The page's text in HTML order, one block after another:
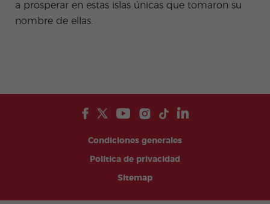
a prosperar en estas islas únicas que tomaron su
nombre de ellas.
Condiciones generales
Política de privacidad
Sitemap